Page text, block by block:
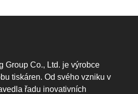
Group Co., Ltd. je výrobce
tiskáren. Od svého vzniku v
řadu inovativních